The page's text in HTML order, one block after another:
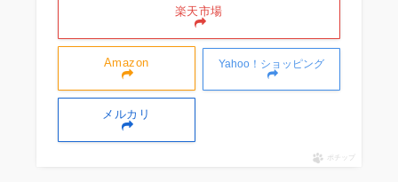
Amazon
楽天市場
Yahoo！ショッピング
メルカリ
ポチップ